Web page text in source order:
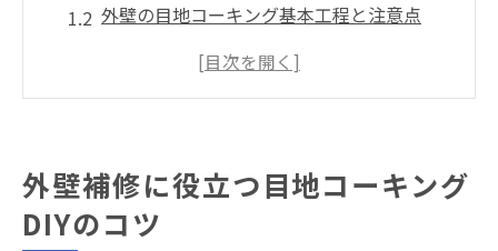
外壁の目地コーキング基本工程と注意点
目地コーキングに最適な道具と選び方解説
初心者でも安心の目地コーキングやり方
目地コーキング手順をやさしく解説します
外壁補修に役立つ目地コーキング
DIYのコツ